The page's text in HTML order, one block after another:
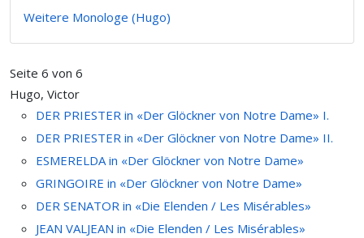
Weitere Monologe (Hugo)
Seite 6 von 6
Hugo, Victor
DER PRIESTER in «Der Glöckner von Notre Dame» I.
DER PRIESTER in «Der Glöckner von Notre Dame» II.
ESMERELDA in «Der Glöckner von Notre Dame»
GRINGOIRE in «Der Glöckner von Notre Dame»
DER SENATOR in «Die Elenden / Les Misérables»
JEAN VALJEAN in «Die Elenden / Les Misérables»